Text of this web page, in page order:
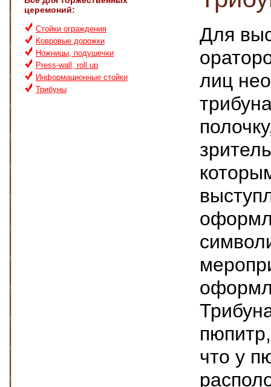
церемоний:
Стойки ограждения
Ковровые дорожки
Ножницы, подушечки
Press-wall, roll up
Информационные стойки
Трибуны
Для
лиц
что у